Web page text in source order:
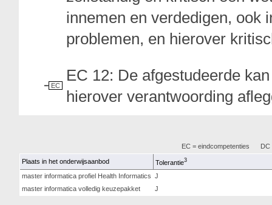
innemen en verdedigen, ook
problemen, en hierover
EC
EC 12: De afgestudeerde
hierover verantwoording
EC = eindcompetenties DC
Plaats in het onderwijsaanbod Tolerantie3
master informatica profiel Health Informatics J
master informatica volledig keuzepakket
J